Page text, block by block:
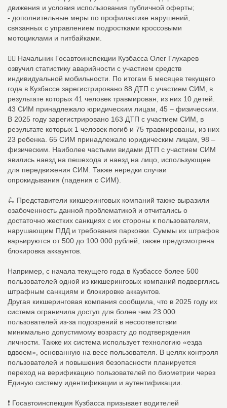
движения и условия использования публичной оферты;
- дополнительные меры по профилактике нарушений,
связанных с управлением подростками кроссовыми
мотоциклами и питбайками.
👮‍♀ Начальник Госавтоинспекции Кузбасса Олег Глухарев
озвучил статистику аварийности с участием средств
индивидуальной мобильности. По итогам 6 месяцев текущего
года в Кузбассе зарегистрировано 88 ДТП с участием СИМ, в
результате которых 41 человек травмирован, из них 10 детей.
43 СИМ принадлежало юридическим лицам, 45 – физическим.
В 2025 году зарегистрировано 163 ДТП с участием СИМ, в
результате которых 1 человек погиб и 75 травмированы, из них
23 ребенка. 65 СИМ принадлежало юридическим лицам, 98 –
физическим. Наиболее частыми видами ДТП с участием СИМ
явились наезд на пешехода и наезд на лицо, использующее
для передвижения СИМ. Также нередки случаи
опрокидывания (падения с СИМ).
🛴 Представители кикшеринговых компаний также выразили
озабоченность данной проблематикой и отчитались о
достаточно жестких санкциях с их стороны к пользователям,
нарушающим ПДД и требования парковки. Суммы их штрафов
варьируются от 500 до 100 000 рублей, также предусмотрена
блокировка аккаунтов.
Например, с начала текущего года в Кузбассе более 500
пользователей одной из кикшеринговых компаний подверглись
штрафным санкциям и блокировке аккаунтов.
Другая кикшеринговая компания сообщила, что в 2025 году их
система ограничила доступ для более чем 23 000
пользователей из-за подозрений в несоответствии
минимально допустимому возрасту до подтверждения
личности. Также их система использует технологию «езда
вдвоем», основанную на весе пользователя. В целях контроля
пользователей и повышения безопасности планируется
переход на верификацию пользователей по биометрии через
Единую систему идентификации и аутентификации.
❗️ Госавтоинспекция Кузбасса призывает водителей